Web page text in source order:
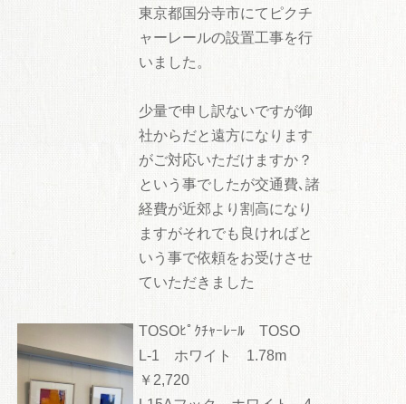
東京都国分寺市にてピクチ
ャーレールの設置工事を行
いました。
少量で申し訳ないですが御
社からだと遠方になります
がご対応いただけますか？
という事でしたが交通費､諸
経費が近郊より割高になり
ますがそれでも良ければと
いう事で依頼をお受けさせ
ていただきました
TOSOﾋﾟｸﾁｬｰﾚｰﾙ TOSO
L-1 ホワイト 1.78m
￥2,720